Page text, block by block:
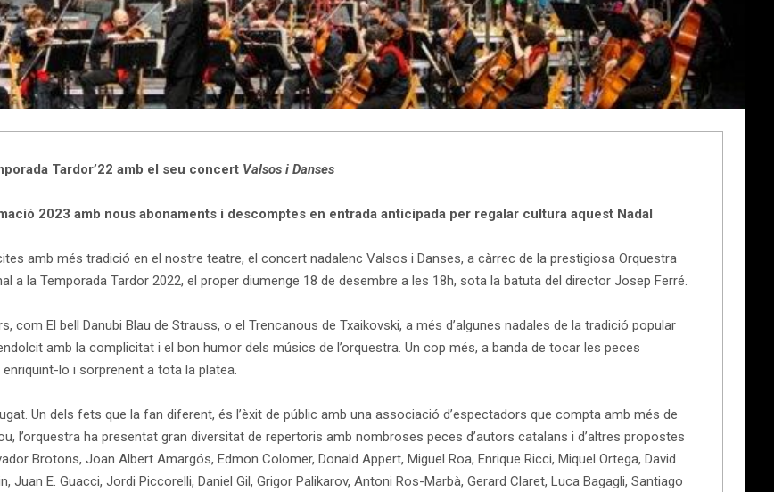
Tardor’22 amb el seu concert Valsos i Danses
2023 amb nous abonaments i descomptes en entrada anticipada per regalar cultura aquest Nadal
amb més tradició en el nostre teatre, el concert nadalenc Valsos i Danses, a càrrec de la prestigiosa Orquestra
a la Temporada Tardor 2022, el proper diumenge 18 de desembre a les 18h, sota la batuta del director Josep Ferré.
El bell Danubi Blau de Strauss, o el Trencanous de Txaikovski, a més d’algunes nadales de la tradició popular
amb la complicitat i el bon humor dels músics de l’orquestra. Un cop més, a banda de tocar les peces
lo i sorprenent a tota la platea.
Un dels fets que la fan diferent, és l’èxit de públic amb una associació d’espectadors que compta amb més de
l’orquestra ha presentat gran diversitat de repertoris amb nombroses peces d’autors catalans i d’altres propostes
Brotons, Joan Albert Amargós, Edmon Colomer, Donald Appert, Miguel Roa, Enrique Ricci, Miquel Ortega, David
E. Guacci, Jordi Piccorelli, Daniel Gil, Grigor Palikarov, Antoni Ros-Marbà, Gerard Claret, Luca Bagagli, Santiago